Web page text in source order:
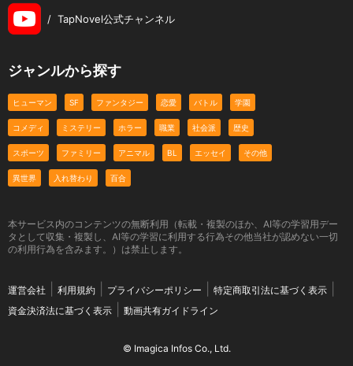
/ TapNovel公式チャンネル
ジャンルから探す
ヒューマン SF ファンタジー 恋愛 バトル 学園
コメディ ミステリー ホラー 職業 社会派 歴史
スポーツ ファミリー アニマル BL エッセイ その他
異世界 入れ替わり 百合
本サービス内のコンテンツの無断利用（転載・複製のほか、AI等の学習用デー
タとして収集・複製し、AI等の学習に利用する行為その他当社が認めない一切
の利用行為を含みます。）は禁止します。
運営会社 利用規約 プライバシーポリシー
特定商取引法に基づく表示
資金決済法に基づく表示
動画共有ガイドライン
© Imagica Infos Co., Ltd.